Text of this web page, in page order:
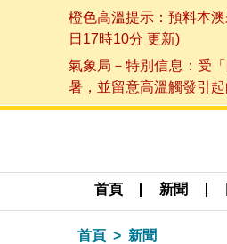
橙色高溫提示：預料本
日17時10分 更新)
氣象局－特別信息：受
暑，並留意高溫觸發引
首頁 新聞
首頁 新聞